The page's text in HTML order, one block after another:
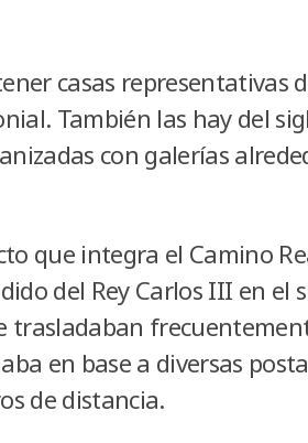
casas representativas
También las hay del
con galerías
que integra el Camino
del Rey Carlos III en el
trasladaban
en base a diversas
de distancia.